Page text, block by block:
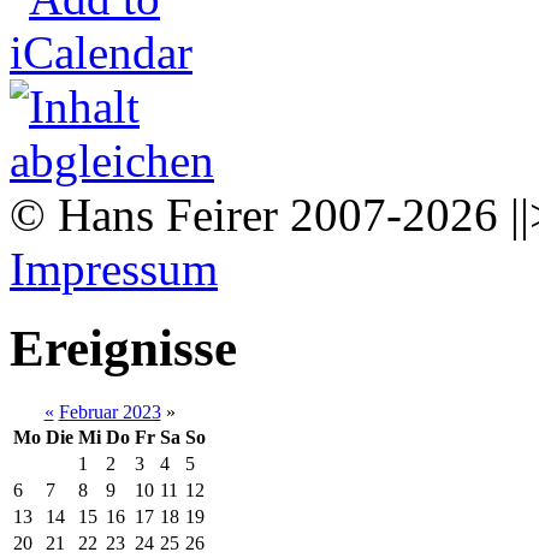
© Hans Feirer 2007-2026
Impressum
Ereignisse
« Februar 2023 »
Mo Die Mi Do Fr Sa So
1
2 3 4
5
6
7 8 9 10 11 12
13
14 15 16 17 18 19
20
21 22 23 24 25 26